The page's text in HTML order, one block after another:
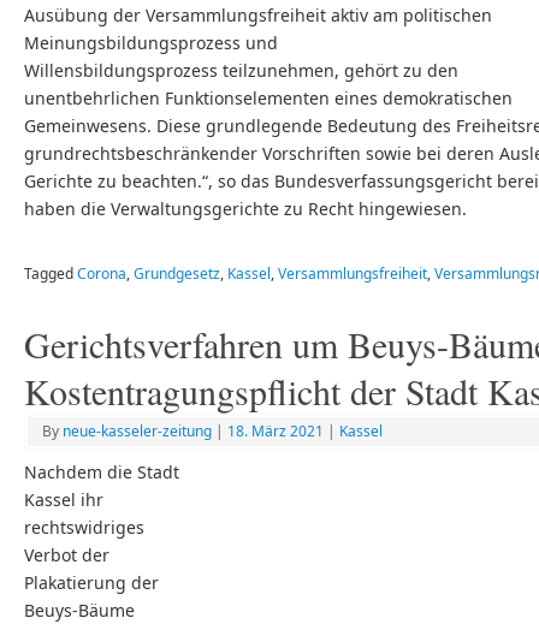
Ausübung der Versammlungsfreiheit aktiv am politischen
Meinungsbildungsprozess und
Willensbildungsprozess teilzunehmen, gehört zu den
unentbehrlichen Funktionselementen eines demokratischen
Gemeinwesens. Diese grundlegende Bedeutung des
grundrechtsbeschränkender Vorschriften sowie bei deren
Gerichte zu beachten.“, so das Bundesverfassungsgericht
haben die Verwaltungsgerichte zu Recht hingewiesen.
TaggedCorona,Grundgesetz, Kassel,Versammlungsfreiheit,
Gerichtsverfahren um Beuys-
Kostentragungspflicht der Stadt
By neue-kasseler-zeitung | 18. März 2021 | Kassel
Nachdem die Stadt
Kassel ihr
rechtswidriges
Verbot der
Plakatierung der
Beuys-Bäume